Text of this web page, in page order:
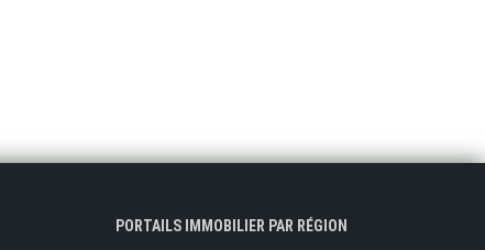
PORTAILS IMMOBILIER PAR RÉGION